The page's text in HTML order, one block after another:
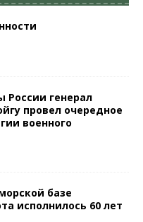
России генерал
провел очередное
военного
базе
исполнилось 60 лет